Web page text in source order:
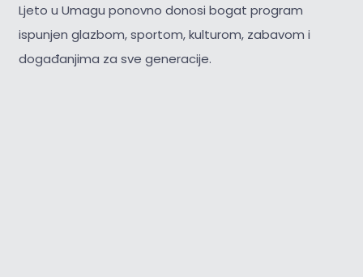
Ljeto u Umagu ponovno donosi bogat program
ispunjen glazbom, sportom, kulturom, zabavom i
događanjima za sve generacije.